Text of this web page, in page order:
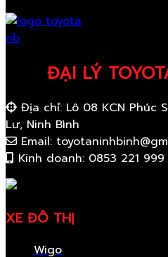
ĐẠI LÝ
Địa chỉ: Lô 08 KCN Phúc
Lư, Ninh Bình
Email:
Kinh doanh: 0853 221 999
XE ĐÔ THỊ
Wigo